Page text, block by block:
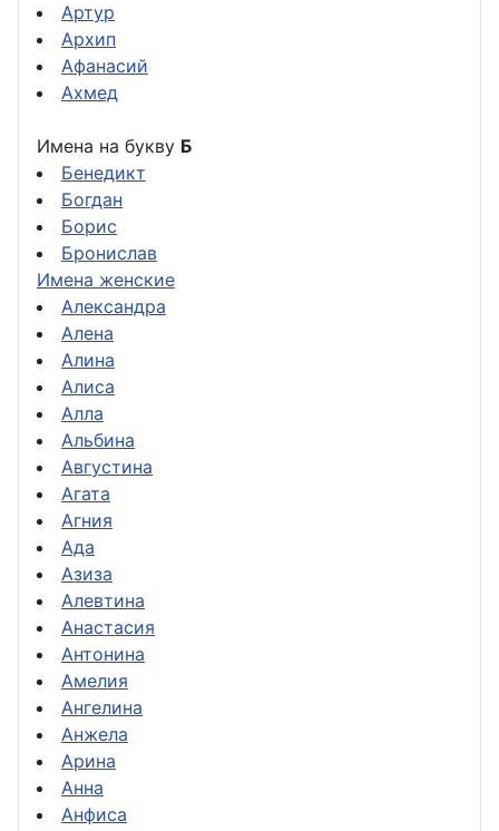
Артур
Архип
Афанасий
Ахмед
Имена на букву Б
Бенедикт
Богдан
Борис
Бронислав
Имена женские
Александра
Алена
Алина
Алиса
Алла
Альбина
Августина
Агата
Агния
Ада
Азиза
Алевтина
Анастасия
Антонина
Амелия
Ангелина
Анжела
Арина
Анна
Анфиса